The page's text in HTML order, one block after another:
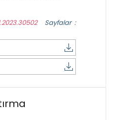
Sayfalar :